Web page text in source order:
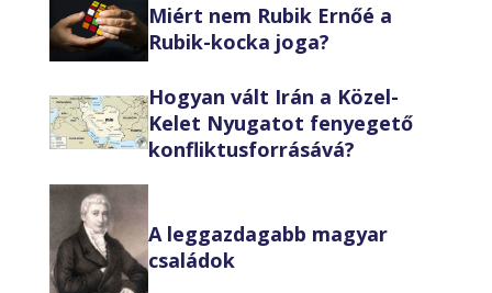
Miért nem Rubik Ernőé a
Rubik-kocka joga?
Hogyan vált Irán a Közel-
Kelet Nyugatot fenyegető
konfliktusforrásává?
A leggazdagabb magyar
családok